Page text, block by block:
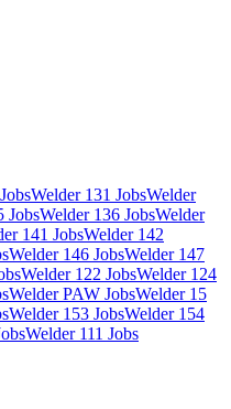
Welder 131 JobsWelder
JobsWelder 136 JobsWelder
141 JobsWelder 142
Welder 146 JobsWelder 147
Welder 122 JobsWelder 124
Welder PAW JobsWelder 15
Welder 153 JobsWelder 154
Welder 111 Jobs